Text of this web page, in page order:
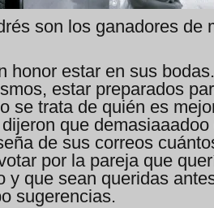
son los ganadores de
estar en sus
estar preparados
trata de quién es
que
de sus correos
por la pareja que
que sean queridas
sugerencias.